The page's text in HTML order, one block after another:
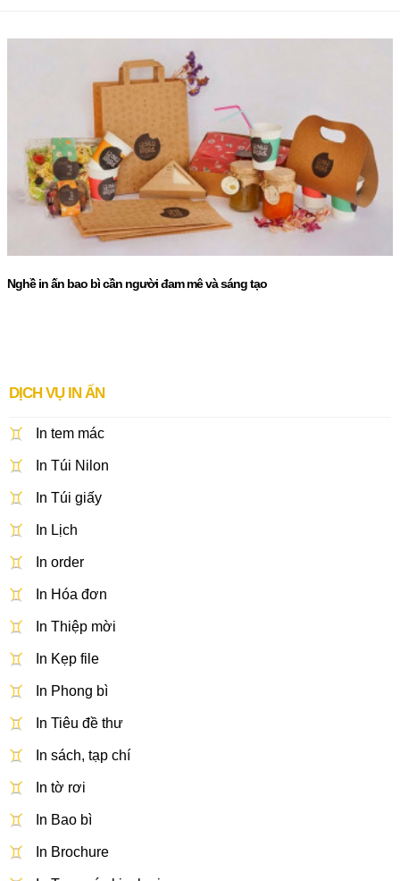
Nghề in ấn bao bì cần người đam mê và sáng tạo
DỊCH VỤ IN ẤN
In tem mác
In Túi Nilon
In Túi giấy
In Lịch
In order
In Hóa đơn
In Thiệp mời
In Kẹp file
In Phong bì
In Tiêu đề thư
In sách, tạp chí
In tờ rơi
In Bao bì
In Brochure